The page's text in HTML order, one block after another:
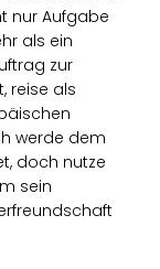
nur Aufgabe
als ein
zur
reise als
werde dem
doch nutze
sein